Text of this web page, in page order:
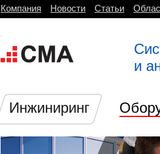
Компания Новости Статьи
и
Инжиниринг